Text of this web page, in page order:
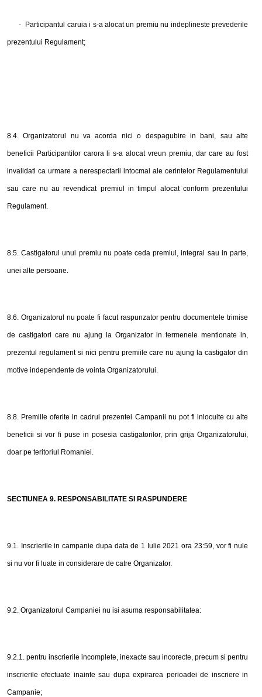
- Participantul caruia i s-a alocat un premiu nu indeplineste prevederile
prezentului Regulament;
8.4. Organizatorul nu va acorda nici o despagubire in bani, sau alte
beneficii Participantilor carora li s-a alocat vreun premiu, dar care au fost
invalidati ca urmare a nerespectarii intocmai ale cerintelor Regulamentului
sau care nu au revendicat premiul in timpul alocat conform prezentului
Regulament.
8.5. Castigatorul unui premiu nu poate ceda premiul, integral sau in parte,
unei alte persoane.
8.6. Organizatorul nu poate fi facut raspunzator pentru documentele trimise
de castigatori care nu ajung la Organizator in termenele mentionate in,
prezentul regulament si nici pentru premiile care nu ajung la castigator din
motive independente de vointa Organizatorului.
8.8. Premiile oferite in cadrul prezentei Campanii nu pot fi inlocuite cu alte
beneficii si vor fi puse in posesia castigatorilor, prin grija Organizatorului,
doar pe teritoriul Romaniei.
SECTIUNEA 9. RESPONSABILITATE SI RASPUNDERE
9.1. Inscrierile in campanie dupa data de 1 Iulie 2021 ora 23:59, vor fi nule
si nu vor fi luate in considerare de catre Organizator.
9.2. Organizatorul Campaniei nu isi asuma responsabilitatea:
9.2.1. pentru inscrierile incomplete, inexacte sau incorecte, precum si pentru
inscrierile efectuate inainte sau dupa expirarea perioadei de inscriere in
Campanie;